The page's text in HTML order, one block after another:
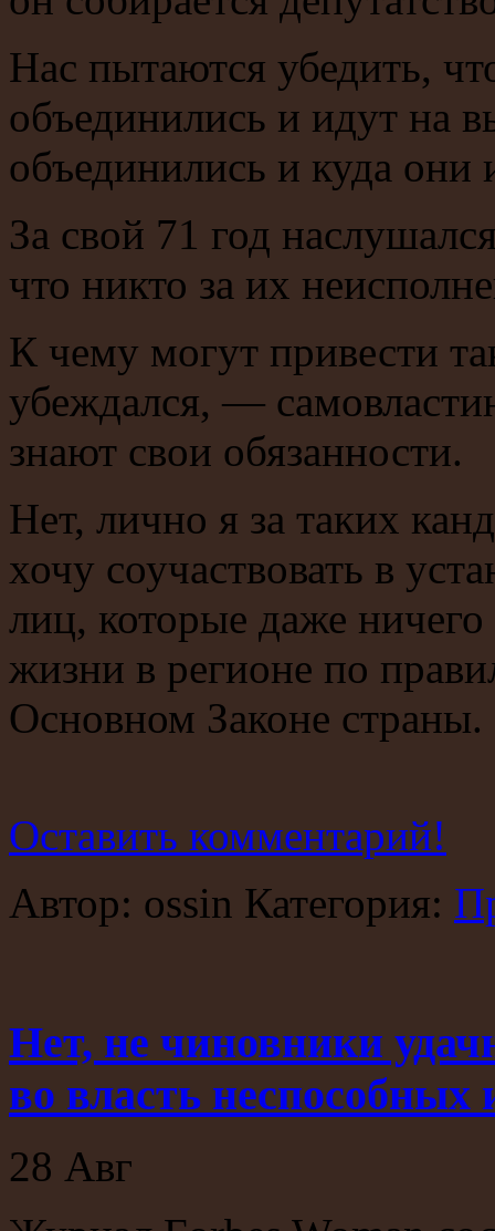
Нас пытаются убедить,
объединились и идут на
объединились и куда они
За свой 71 год
что никто за их
К чему могут привести
убеждался, —
знают свои обязанности.
Нет, лично я за таких
хочу соучаствовать в
лиц, которые даже
жизни в регионе по
Основном Законе страны.
Оставить комментарий!
Автор: ossin Категория:
Нет, не чиновники
во власть
28 Авг